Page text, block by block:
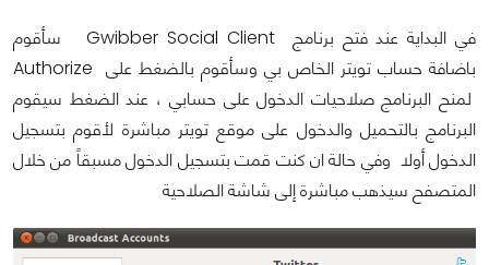
في البداية عند فتح برنامج Gwibber Social Client سأقوم
باضافة حساب تويتر الخاص بي وسأقوم بالضغط على Authorize
لمنح البرنامج صلاحيات الدخول على حسابي ، عند الضغط سيقوم
البرنامج بالتحميل والدخول على موقع تويتر مباشرة لأقوم بتسجيل
الدخول أولا وفي حالة ان كنت قمت بتسجيل الدخول مسبقاً من خلال
المتصفح سيذهب مباشرة إلى شاشة الصلاحية